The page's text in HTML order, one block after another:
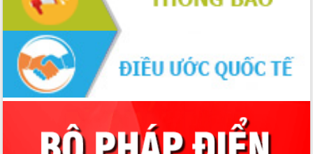
về phát triển nuôi trồng thủy sản
Phó Chủ tịch UBND tỉnh Đắk Lắk
Trương Công Thái kiểm tra thực địa
Dự án cao tốc Khánh Hòa - Buôn Ma
Thuột
Định vị cà phê Việt Nam như một “di
sản sống” trong dòng chảy toàn cầu
Xây dựng nông thôn mới: Nâng cao đời
sống người dân từ những mô hình thiết